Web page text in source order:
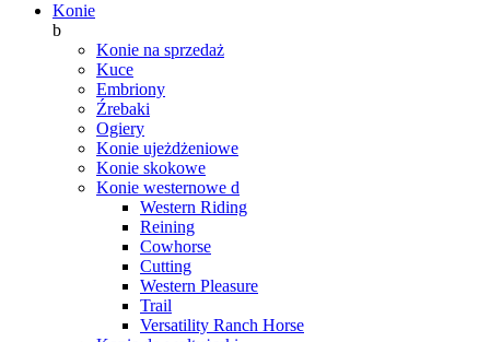
Konie
b
Konie na sprzedaż
Kuce
Embriony
Źrebaki
Ogiery
Konie ujeżdżeniowe
Konie skokowe
Konie westernowe d
Western Riding
Reining
Cowhorse
Cutting
Western Pleasure
Trail
Versatility Ranch Horse